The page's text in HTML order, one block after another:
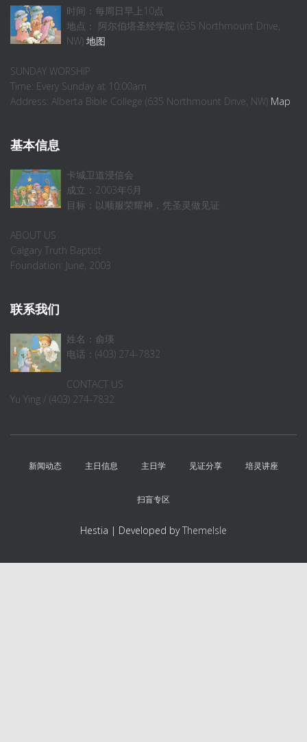
时间：每周日早上10点
地点： 阿尔伯塔圣经学院 (635 Northmount Drive,
NW) 地图
SUNDAY WORSHIP
Time: Every Sunday at 10:00am
Address: Alberta Bible College (635 Northmount Drive, NW) Map
基本信息
卡城卫道浸信会
成立：2003年6月
目标：以顺服荣耀神，凭圣灵做见证
ABOUT US
Calgary Truth Baptist
Foundation: June, 2003
联系我们
姓名：俞瑛
电话：(403) 274-7832
CONTACT US
Yu Ying / (403) 274-7832
新闻动态 主日信息 主日学 见证分享 培灵讲座
扫盲专区
Hestia | Developed byThemeIsle